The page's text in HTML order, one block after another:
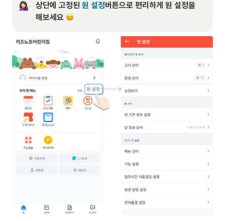
상단에 고정된 원 설정버튼으로 편리하게 원 설정을
해보세요